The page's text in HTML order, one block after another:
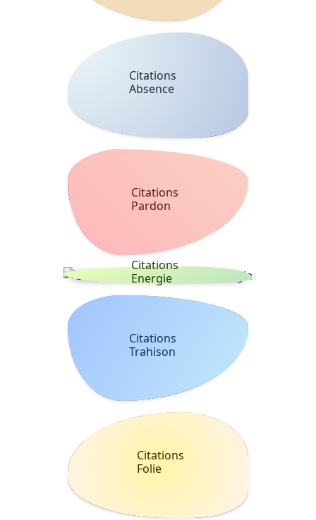
Citations
Absence
Citations
Pardon
Citations
Energie
Citations
Trahison
Citations
Folie